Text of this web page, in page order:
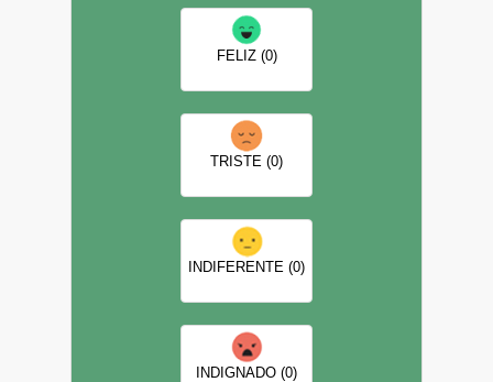
FELIZ (0)
TRISTE (0)
INDIFERENTE (0)
INDIGNADO (0)